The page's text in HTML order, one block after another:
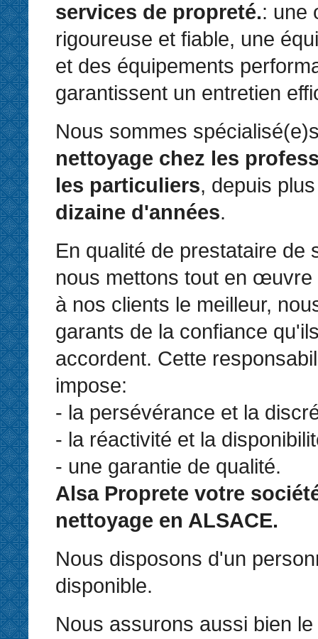
services de propreté.: une
rigoureuse et fiable, une
et des équipements
garantissent un entretien
Nous sommes
nettoyage chez les
les particuliers, depuis
dizaine d'années.
En qualité de prestataire de
nous mettons tout en œuvre
à nos clients le meilleur,
garants de la confiance
accordent. Cette
impose:
- la persévérance et la
- la réactivité et la
- une garantie de qualité.
Alsa Proprete votre
nettoyage en ALSACE.
Nous disposons d'un
disponible.
Nous assurons aussi bien